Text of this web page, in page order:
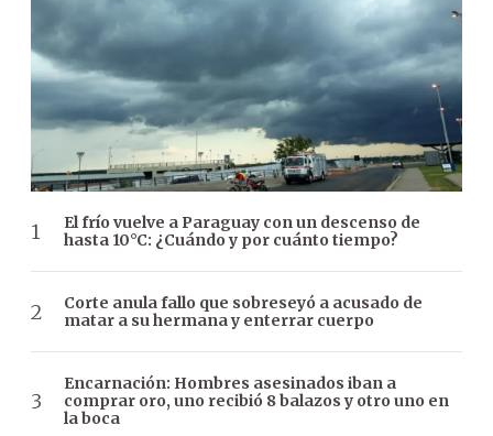
El frío vuelve a Paraguay con un descenso de
hasta 10°C: ¿Cuándo y por cuánto tiempo?
Corte anula fallo que sobreseyó a acusado de
matar a su hermana y enterrar cuerpo
Encarnación: Hombres asesinados iban a
comprar oro, uno recibió 8 balazos y otro uno en
la boca